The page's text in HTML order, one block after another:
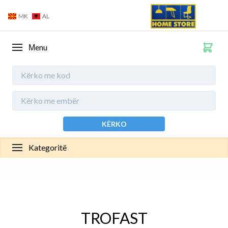
MK AL
Мenu
KËRKO
Kategoritë
TROFAST